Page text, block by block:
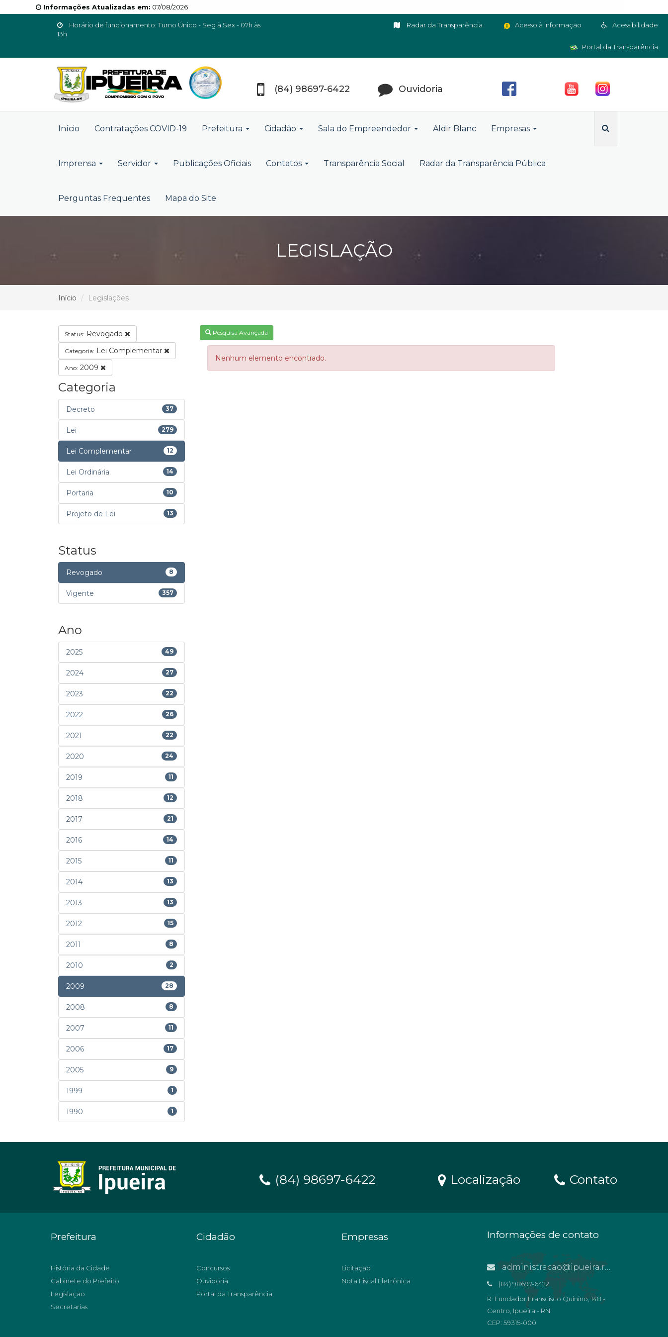
Informações Atualizadas em: 07/08/2026
Horário de funcionamento: Turno Único - Seg à Sex - 07h às
13h
Acessibilidade
Acesso à Informação
Radar da Transparência
Portal da Transparência
(84) 98697-6422 Ouvidoria
Início Contratações COVID-19 Prefeitura Cidadão Sala do Empreendedor Aldir Blanc Empresas
Imprensa Servidor Publicações Oficiais Contatos Transparência Social Radar da Transparência Pública
Perguntas Frequentes Mapa do Site
LEGISLAÇÃO
Início Legislações
Status: Revogado
Categoria: Lei Complementar
Ano: 2009
Categoria
Decreto 37
Lei 279
Lei Complementar 12
Lei Ordinária 14
Portaria 10
Projeto de Lei 13
Status
Revogado 8
Vigente 357
Ano
2025 49
2024 27
2023 22
2022 26
2021 22
2020 24
2019 11
2018 12
2017 21
2016 14
2015 11
2014 13
2013 13
2012 15
2011 8
2010 2
2009 28
2008 8
2007 11
2006 17
2005 9
1999 1
1990 1
Pesquisa Avançada
Nenhum elemento encontrado.
(84) 98697-6422 Localização Contato
Prefeitura
História da Cidade
Gabinete do Prefeito
Legislação
Secretarias
Cidadão
Concursos
Ouvidoria
Portal da Transparência
Empresas
Licitação
Nota Fiscal Eletrônica
Informações de contato
administracao@ipueira.rn.gov.br
(84) 98697-6422
R. Fundador Franscisco Quinino, 148 -
Centro, Ipueira - RN
CEP: 59315-000